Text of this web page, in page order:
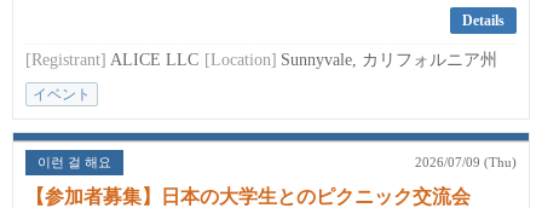
Details
[Registrant] ALICE LLC [Location] Sunnyvale, カリフォルニア州
イベント
이런 걸 해요 2026/07/09 (Thu)
【参加者募集】日本の大学生とのピクニック交流会